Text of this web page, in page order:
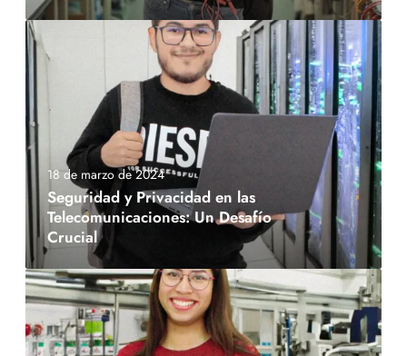
18 de marzo de 2024
Seguridad y Privacidad en las
Telecomunicaciones: Un Desafío
Crucial